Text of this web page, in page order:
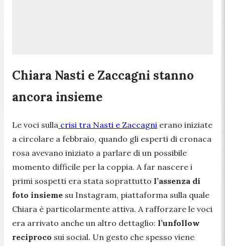
Chiara Nasti e Zaccagni stanno
ancora insieme
Le voci sulla crisi tra Nasti e Zaccagni erano iniziate
a circolare a febbraio, quando gli esperti di cronaca
rosa avevano iniziato a parlare di un possibile
momento difficile per la coppia. A far nascere i
primi sospetti era stata soprattutto l’assenza di
foto insieme su Instagram, piattaforma sulla quale
Chiara è particolarmente attiva. A rafforzare le voci
era arrivato anche un altro dettaglio: l’unfollow
reciproco sui social. Un gesto che spesso viene